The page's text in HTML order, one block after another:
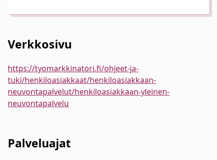
Verkkosivu
https://tyomarkkinatori.fi/ohjeet-ja-
tuki/henkiloasiakkaat/henkiloasiakkaan-
neuvontapalvelut/henkiloasiakkaan-yleinen-
neuvontapalvelu
Palveluajat